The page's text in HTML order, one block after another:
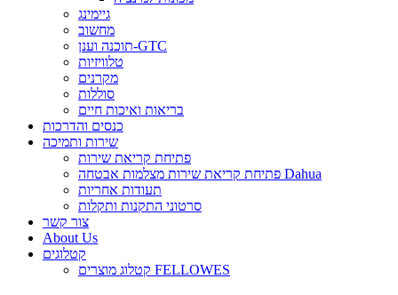
גיימינג
מחשוב
תוכנה וענן-GTC
טלוויזיות
מקרנים
סוללות
בריאות ואיכות חיים
כנסים והדרכות
שירות ותמיכה
פתיחת קריאת שירות
פתיחת קריאת שירות מצלמות אבטחה Dahua
תעודות אחריות
סרטוני התקנות ותקלות
צור קשר
About Us
קטלוגים
קטלוג מוצרים FELLOWES